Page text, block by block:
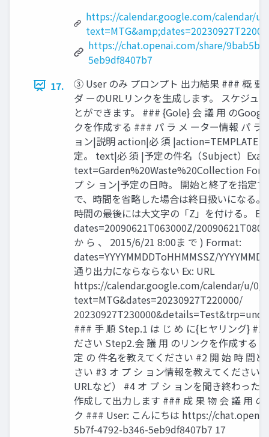
https://calendar.google.com/calendar/
https://chat.openai.com/share/
5eb9df8407b7
17.
③ User のみ プロンプト 出力結果 ### 概 要
ダ ーのURLリンクを生成します。 スケジュ
とができます。 ### {Gole} 会 議 用 の
クを作成する ### パ ラ メ ーター情報 パ ラ
ョン|説明 action|必 須 |action=TEMPLATE
定。 text|必 須 |予定の件名（Subject）
text=Garden%20Waste%20Collection
プ シ ョン|予定の日時。 開始と終了を指定
で、時間を省略した場合は終日扱いになる
時間の最後には大文字の「Z」を付ける。
dates=20090621T063000Z/
か ら 、 2015/6/21 8:00ま で ) Format:
dates=YYYYMMDDToHHMMSSZ/
通り出力にならならない Ex: URL
https://calendar.google.com/calendar/u/0/
text=MTG&dates=20230927T220000/
### 手 順 Step.1 は じ め に{ヒヤリング}
ださい Step2.会 議 用 のリンクを作成する
定 の 件名を教えてください #2 開 始 時 間
さい #3 オ プ シ ョン情報を教えてください
URLなど） #4 オ プ シ ョンを聞き終わった
作成して出力します ### 成 果 物 会 議 用
ク ### User: こんにちは https://
5b7f-4792-b346-5eb9df8407b7 17